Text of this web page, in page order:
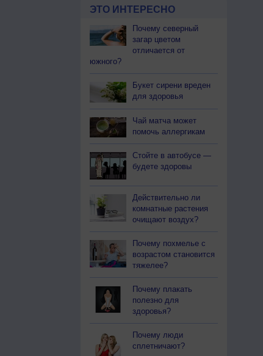
ЭТО ИНТЕРЕСНО
Почему северный
загар цветом
отличается от
южного?
Букет сирени вреден
для здоровья
Чай матча может
помочь аллергикам
Стойте в автобусе —
будете здоровы
Действительно ли
комнатные растения
очищают воздух?
Почему похмелье с
возрастом становится
тяжелее?
Почему плакать
полезно для
здоровья?
Почему люди
сплетничают?